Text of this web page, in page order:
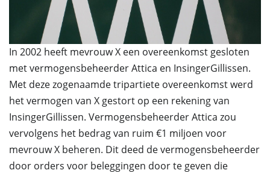
In 2002 heeft mevrouw X een overeenkomst gesloten
met vermogensbeheerder Attica en InsingerGillissen.
Met deze zogenaamde tripartiete overeenkomst werd
het vermogen van X gestort op een rekening van
InsingerGillissen. Vermogensbeheerder Attica zou
vervolgens het bedrag van ruim €1 miljoen voor
mevrouw X beheren. Dit deed de vermogensbeheerder
door orders voor beleggingen door te geven die